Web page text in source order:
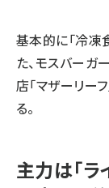
基本的に「冷凍
た、モスバーガ
店「マザーリー
る。
主力は「